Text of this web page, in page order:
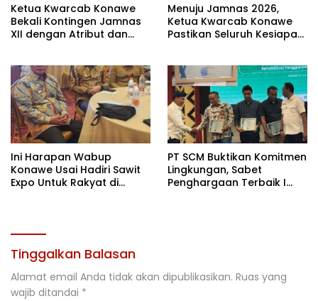
Ketua Kwarcab Konawe
Bekali Kontingen Jamnas
XII dengan Atribut dan
Menuju Jamnas 2026,
Ketua Kwarcab Konawe
Pastikan Seluruh Kesiapan
Ini Harapan Wabup
Konawe Usai Hadiri Sawit
Expo Untuk Rakyat di
PT SCM Buktikan Komitmen
Lingkungan, Sabet
Penghargaan Terbaik I
Tinggalkan Balasan
Alamat email Anda tidak akan dipublikasikan. Ruas yang
wajib ditandai *